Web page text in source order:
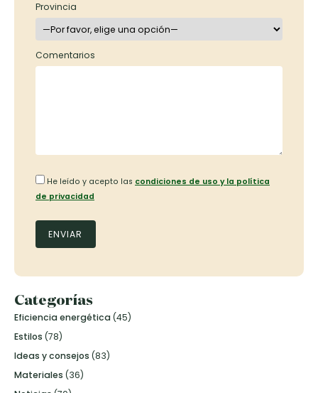
Provincia
Comentarios
He leído y acepto las condiciones de uso y la política
de privacidad
Categorías
Eficiencia energética(45)
Estilos (78)
Ideas y consejos (83)
Materiales (36)